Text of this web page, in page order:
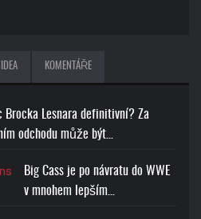
KOMENTÁŘE
Brocka Lesnara definitivní? Za
odchodu může být…
Big Cass je po návratu do WWE
v mnohem lepším…